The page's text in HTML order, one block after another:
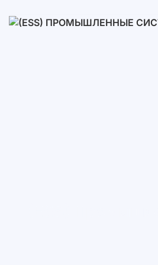
Низковольтные